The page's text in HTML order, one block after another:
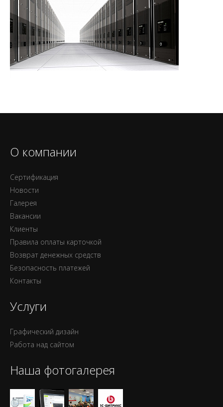
О компании
Сертификация
Новости
Галерея
Вакансии
Клиенты
Правила оплаты карточкой
Возврат денежных средств
Безопасность платежей
Контакты
Услуги
Графический дизайн
Работа над сайтом
Наша фотогалерея